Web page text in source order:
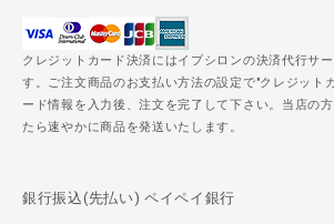
クレジットカード決済にはイプシロンの決済代行サ
す。ご注文商品のお支払い方法の設定で"クレジット
ード情報を入力後、注文を完了して下さい。当店の
たら速やかに商品を発送いたします。
銀行振込(先払い) ペイペイ銀行